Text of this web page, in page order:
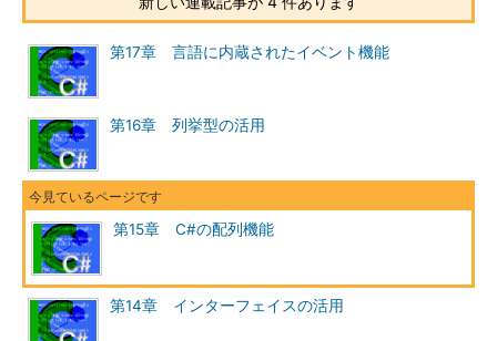
第17章 言語に内蔵されたイベント機能
第16章 列挙型の活用
第15章 C#の配列機能
第14章 インターフェイスの活用